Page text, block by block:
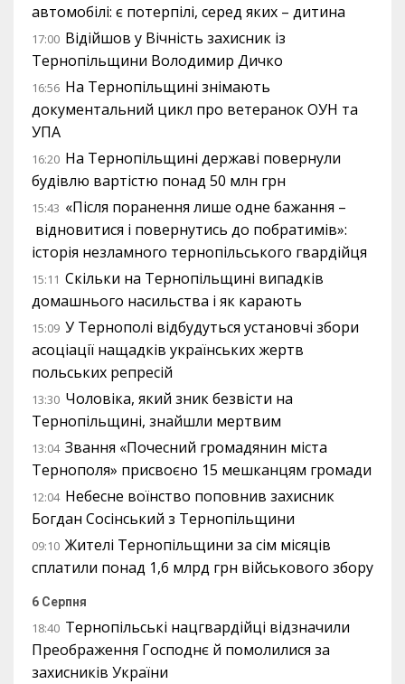
автомобілі: є потерпілі, серед яких – дитина
17:00 Відійшов у Вічність захисник із
Тернопільщини Володимир Дичко
16:56 На Тернопільщині знімають
документальний цикл про ветеранок ОУН та
УПА
16:20 На Тернопільщині державі повернули
будівлю вартістю понад 50 млн грн
15:43 «Після поранення лише одне бажання –
відновитися і повернутись до побратимів»:
історія незламного тернопільського гвардійця
15:11 Скільки на Тернопільщині випадків
домашнього насильства і як карають
15:09 У Тернополі відбудуться установчі збори
асоціації нащадків українських жертв
польських репресій
13:30 Чоловіка, який зник безвісти на
Тернопільщині, знайшли мертвим
13:04 Звання «Почесний громадянин міста
Тернополя» присвоєно 15 мешканцям громади
12:04 Небесне воїнство поповнив захисник
Богдан Сосінський з Тернопільщини
09:10 Жителі Тернопільщини за сім місяців
сплатили понад 1,6 млрд грн військового збору
6 Серпня
18:40 Тернопільські нацгвардійці відзначили
Преображення Господнє й помолилися за
захисників України